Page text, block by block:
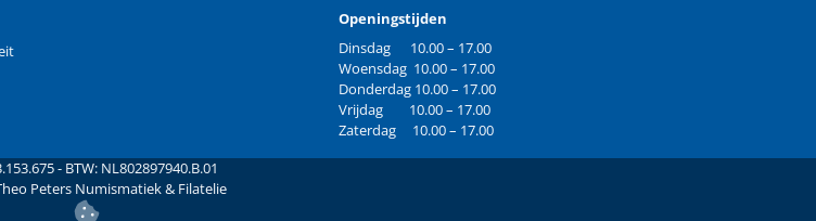
Openingstijden
Dinsdag 10.00 – 17.00
Woensdag 10.00 – 17.00
Donderdag 10.00 – 17.00
Vrijdag 10.00 – 17.00
Zaterdag 10.00 – 17.00
- BTW: NL802897940.B.01
Peters Numismatiek & Filatelie